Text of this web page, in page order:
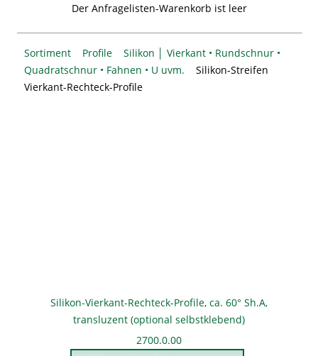
Der Anfragelisten-Warenkorb ist leer
Sortiment Profile
Silikon │ Vierkant • Rundschnur •
Quadratschnur • Fahnen • U uvm.
Silikon-Streifen
Vierkant-Rechteck-Profile
Silikon-Vierkant-Rechteck-Profile, ca. 60° Sh.A,
transluzent (optional selbstklebend)
2700.0.00